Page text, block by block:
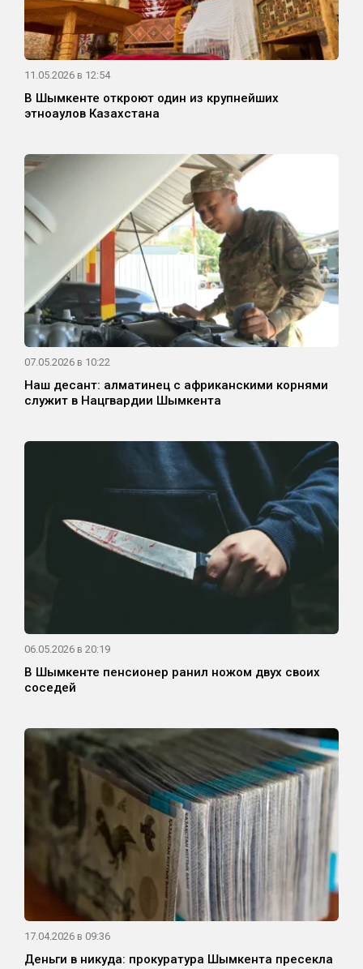
11.05.2026 в 12:54
В Шымкенте откроют один из крупнейших
этноаулов Казахстана
07.05.2026 в 10:22
Наш десант: алматинец с африканскими корнями
служит в Нацгвардии Шымкента
06.05.2026 в 20:19
В Шымкенте пенсионер ранил ножом двух своих
соседей
17.04.2026 в 09:36
Деньги в никуда: прокуратура Шымкента пресекла